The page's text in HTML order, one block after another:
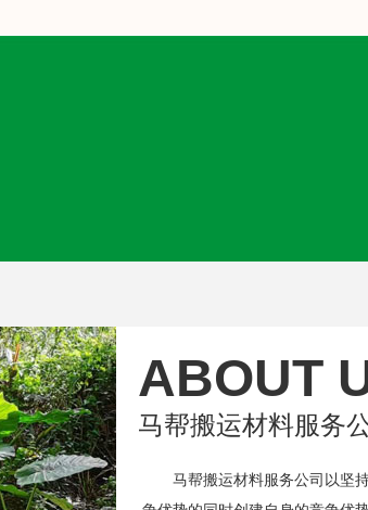
ABOUT
马帮搬运材料服务
马帮搬运材料服务公司以坚持